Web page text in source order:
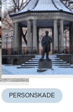
PERSONSKADE